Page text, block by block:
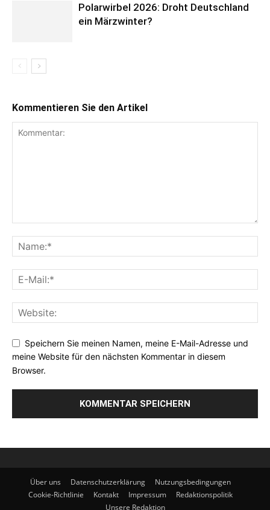
Polarwirbel 2026: Droht Deutschland
ein Märzwinter?
Kommentieren Sie den Artikel
Speichern Sie meinen Namen, meine E-Mail-Adresse und
meine Website für den nächsten Kommentar in diesem
Browser.
Über uns Datenschutzerklärung
Nutzungsbedingungen
Cookie-Richtlinie
Kontakt Impressum
Redaktionspolitik
Unsere Redaktion